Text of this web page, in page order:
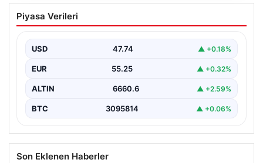
Dışişleri Sözcüsü Keçeli’den
Yunanistan açıklaması. “Ülkemiz
doğurmayacaktır”
Piyasa Verileri
USD 47.74 ▲ +0.18%
EUR 55.25 ▲ +0.32%
ALTIN 6660.6 ▲ +2.59%
BTC 3095814 ▲ +0.06%
Son Eklenen Haberler